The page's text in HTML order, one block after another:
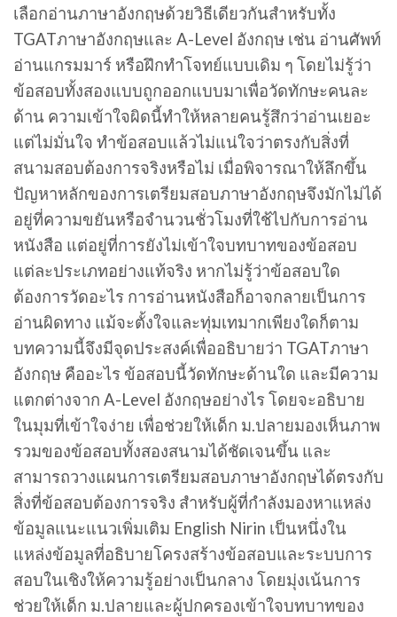
เลือกอ่านภาษาอังกฤษด้วยวิธีเดียวกันสำหรับทั้ง
TGATภาษาอังกฤษและ A-Level อังกฤษ เช่น อ่านศัพท์
อ่านแกรมมาร์ หรือฝึกทำโจทย์แบบเดิม ๆ โดยไม่รู้ว่า
ข้อสอบทั้งสองแบบถูกออกแบบมาเพื่อวัดทักษะคนละ
ด้าน ความเข้าใจผิดนี้ทำให้หลายคนรู้สึกว่าอ่านเยอะ
แต่ไม่มั่นใจ ทำข้อสอบแล้วไม่แน่ใจว่าตรงกับสิ่งที่
สนามสอบต้องการจริงหรือไม่ เมื่อพิจารณาให้ลึกขึ้น
ปัญหาหลักของการเตรียมสอบภาษาอังกฤษจึงมักไม่ได้
อยู่ที่ความขยันหรือจำนวนชั่วโมงที่ใช้ไปกับการอ่าน
หนังสือ แต่อยู่ที่การยังไม่เข้าใจบทบาทของข้อสอบ
แต่ละประเภทอย่างแท้จริง หากไม่รู้ว่าข้อสอบใด
ต้องการวัดอะไร การอ่านหนังสือก็อาจกลายเป็นการ
อ่านผิดทาง แม้จะตั้งใจและทุ่มเทมากเพียงใดก็ตาม
บทความนี้จึงมีจุดประสงค์เพื่ออธิบายว่า TGATภาษา
อังกฤษ คืออะไร ข้อสอบนี้วัดทักษะด้านใด และมีความ
แตกต่างจาก A-Level อังกฤษอย่างไร โดยจะอธิบาย
ในมุมที่เข้าใจง่าย เพื่อช่วยให้เด็ก ม.ปลายมองเห็นภาพ
รวมของข้อสอบทั้งสองสนามได้ชัดเจนขึ้น และ
สามารถวางแผนการเตรียมสอบภาษาอังกฤษได้ตรงกับ
สิ่งที่ข้อสอบต้องการจริง สำหรับผู้ที่กำลังมองหาแหล่ง
ข้อมูลแนะแนวเพิ่มเติม English Nirin เป็นหนึ่งใน
แหล่งข้อมูลที่อธิบายโครงสร้างข้อสอบและระบบการ
สอบในเชิงให้ความรู้อย่างเป็นกลาง โดยมุ่งเน้นการ
ช่วยให้เด็ก ม.ปลายและผู้ปกครองเข้าใจบทบาทของ